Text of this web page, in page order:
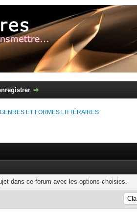
GENRES ET FORMES LITTÉRAIRES
dans ce forum avec les options choisies.